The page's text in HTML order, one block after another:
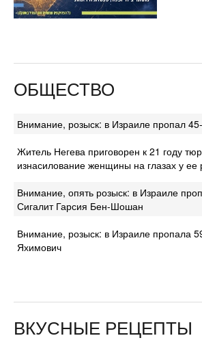
ОБЩЕСТВО
Внимание, розыск: в Израиле пропал
Житель Негева приговорен к 21 году
изнасилование женщины на глазах у ее
Внимание, опять розыск: в Израиле
Сигалит Гарсия Бен-Шошан
Внимание, розыск: в Израиле пропала
Яхимович
ВКУСНЫЕ РЕЦЕПТЫ